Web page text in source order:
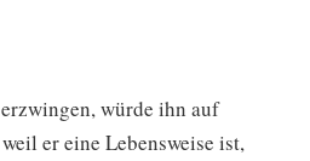
würde ihn auf
er eine Lebensweise ist,